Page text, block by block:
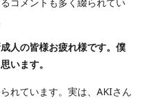
コメントも多く綴られてい
人の皆様お疲れ様です。僕
います。
れています。実は、AKIさん